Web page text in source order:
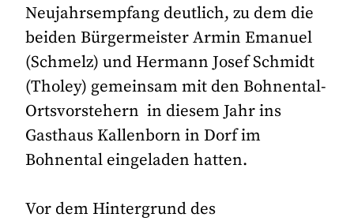
Neujahrsempfang deutlich, zu dem die
beiden Bürgermeister Armin Emanuel
(Schmelz) und Hermann Josef Schmidt
(Tholey) gemeinsam mit den Bohnental-
Ortsvorstehern in diesem Jahr ins
Gasthaus Kallenborn in Dorf im
Bohnental eingeladen hatten.
Vor dem Hintergrund des